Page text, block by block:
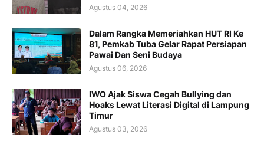
Agustus 04, 2026
Dalam Rangka Memeriahkan HUT RI Ke
81, Pemkab Tuba Gelar Rapat Persiapan
Pawai Dan Seni Budaya
Agustus 06, 2026
IWO Ajak Siswa Cegah Bullying dan
Hoaks Lewat Literasi Digital di Lampung
Timur
Agustus 03, 2026